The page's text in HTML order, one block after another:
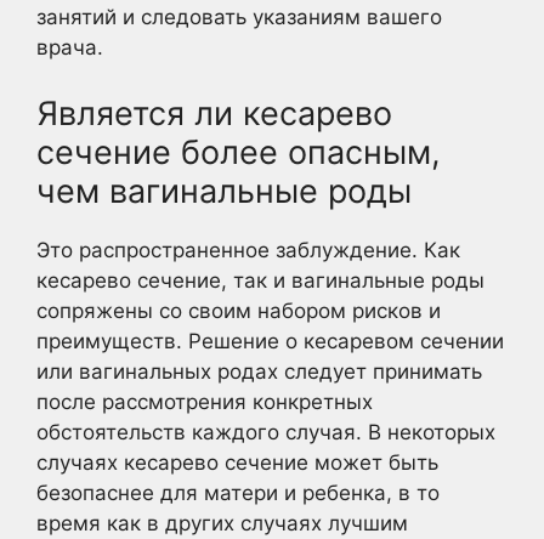
занятий и следовать указаниям вашего
врача.
Является ли кесарево
сечение более опасным,
чем вагинальные роды
Это распространенное заблуждение. Как
кесарево сечение, так и вагинальные роды
сопряжены со своим набором рисков и
преимуществ. Решение о кесаревом сечении
или вагинальных родах следует принимать
после рассмотрения конкретных
обстоятельств каждого случая. В некоторых
случаях кесарево сечение может быть
безопаснее для матери и ребенка, в то
время как в других случаях лучшим